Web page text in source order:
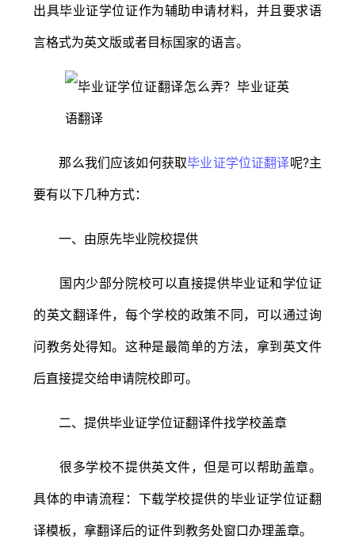
出具毕业证学位证作为辅助申请材料，并且要求语
言格式为英文版或者目标国家的语言。
那么我们应该如何获取毕业证学位证翻译呢?主
要有以下几种方式：
一、由原先毕业院校提供
国内少部分院校可以直接提供毕业证和学位证
的英文翻译件，每个学校的政策不同，可以通过询
问教务处得知。这种是最简单的方法，拿到英文件
后直接提交给申请院校即可。
二、提供毕业证学位证翻译件找学校盖章
很多学校不提供英文件，但是可以帮助盖章。
具体的申请流程：下载学校提供的毕业证学位证翻
译模板，拿翻译后的证件到教务处窗口办理盖章。